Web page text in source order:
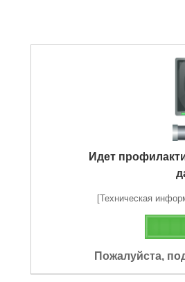
Идет
[Техническая
Пожалуйста,